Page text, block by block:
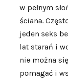
w pełnym
ściana.
jeden seks
lat starań i
nie można
pomagać i